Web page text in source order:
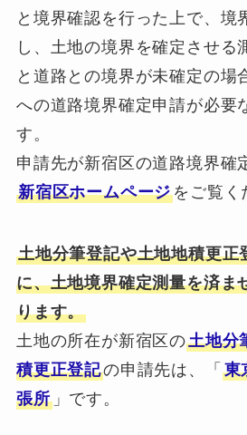
と境界確認を行った上で、境
し、土地の境界を確定させる
と道路との境界が未確定の場
への道路境界確定申請が必要
す。
申請先が新宿区の道路境界確
新宿区ホームページをご覧く
土地分筆登記や土地地積更正
に、土地境界確定測量を済ま
ります。
土地の所在が新宿区の土地分
積更正登記の申請先は、「 東
張所」です。